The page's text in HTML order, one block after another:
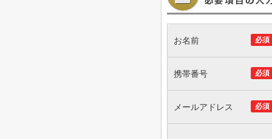
必須
お名前
必須
携帯番号
必須
メールアドレス